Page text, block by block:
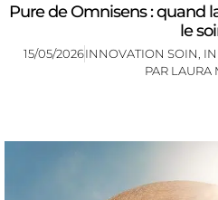
Pure de Omnisens : quand
le
15/05/2026INNOVATION SOIN
PAR LAURA